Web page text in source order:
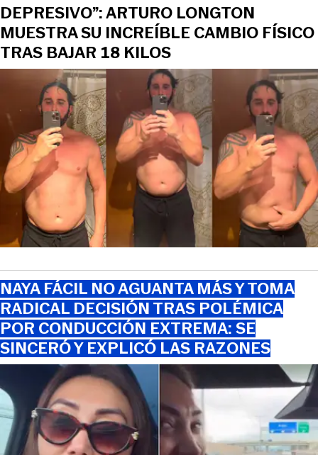
DEPRESIVO”: ARTURO LONGTON
MUESTRA SU INCREÍBLE CAMBIO FÍSICO
TRAS BAJAR 18 KILOS
NAYA FÁCIL NO AGUANTA MÁS Y TOMA
RADICAL DECISIÓN TRAS POLÉMICA
POR CONDUCCIÓN EXTREMA: SE
SINCERÓ Y EXPLICÓ LAS RAZONES